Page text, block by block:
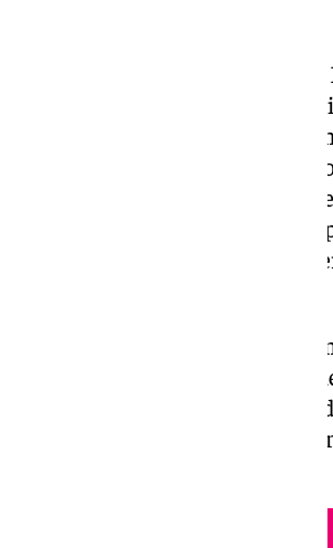
Legionarios pertenecientes a
llegarán este jueves,
participar en la
Alhambra por los Reyes
actos en que es tradicional la
cívico-religiosa que tiene
reposan los restos de Isabel y
Una sección de la Legión, con
han detallado a Europa Press
Adiestramiento y Doctrina
ser uno de los alicientes de